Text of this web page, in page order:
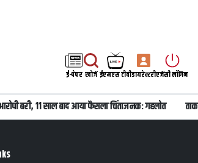
ई-पेपर खोजें ईएमएस टीवीडायरेक्टरीएजेंसी लॉगिन
बरी, 11 साल बाद आया फैसला चिंताजनक: गहलोत